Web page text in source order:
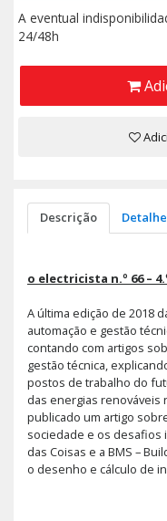
A eventual
24/48h
Descrição
o electricista n.º 66 –
A última edição de 2018
automação e gestão
contando com artigos
gestão técnica,
postos de trabalho do
das energias renováveis
publicado um artigo
sociedade e os
das Coisas e a BMS –
o desenho e cálculo de